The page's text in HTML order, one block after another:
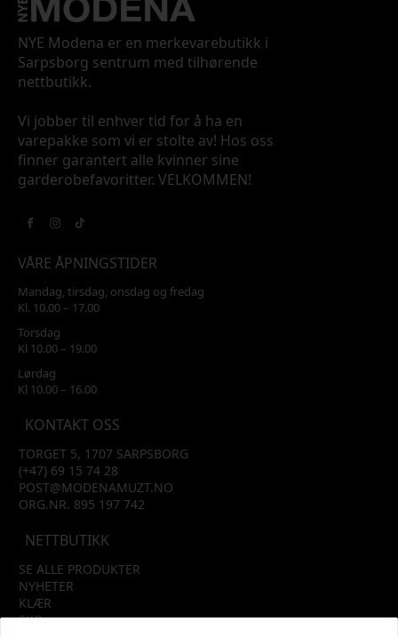
NYE Modena er en merkevarebutikk i
Sarpsborg sentrum med tilhørende
nettbutikk.
Vi jobber til enhver tid for å ha en
varepakke som vi er stolte av! Hos oss
finner garantert alle kvinner sine
garderobefavoritter. VELKOMMEN!
VÅRE ÅPNINGSTIDER
Mandag, tirsdag, onsdag og fredag
Kl. 10.00 – 17.00
Torsdag
Kl 10.00 – 19.00
Lørdag
Kl 10.00 – 16.00
KONTAKT OSS
TORGET 5, 1707 SARPSBORG
(+47) 69 15 74 28
POST@MODENAMUZT.NO
ORG.NR. 895 197 742
NETTBUTIKK
SE ALLE PRODUKTER
NYHETER
KLÆR
SKO